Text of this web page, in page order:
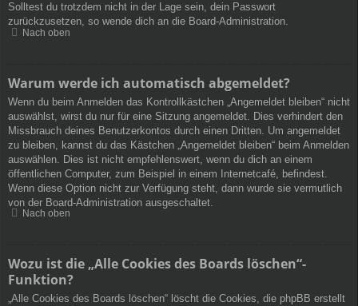
Solltest du trotzdem nicht in der Lage sein, dein Passwort
zurückzusetzen, so wende dich an die Board-Administration.
Nach oben
Warum werde ich automatisch abgemeldet?
Wenn du beim Anmelden das Kontrollkästchen „Angemeldet bleiben“ nicht
auswählst, wirst du nur für eine Sitzung angemeldet. Dies verhindert den
Missbrauch deines Benutzerkontos durch einen Dritten. Um angemeldet
zu bleiben, kannst du das Kästchen „Angemeldet bleiben“ beim Anmelden
auswählen. Dies ist nicht empfehlenswert, wenn du dich an einem
öffentlichen Computer, zum Beispiel in einem Internetcafé, befindest.
Wenn diese Option nicht zur Verfügung steht, dann wurde sie vermutlich
von der Board-Administration ausgeschaltet.
Nach oben
Wozu ist die „Alle Cookies des Boards löschen“-
Funktion?
„Alle Cookies des Boards löschen“ löscht die Cookies, die phpBB erstellt